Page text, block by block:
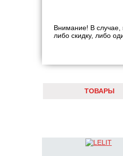
Внимание! В случае,
либо скидку, либо
ТОВАРЫ